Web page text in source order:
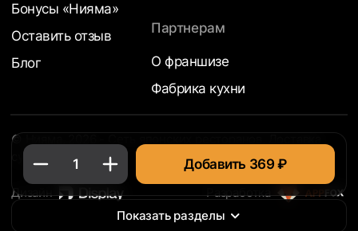
1 Добавить 369 ₽
Показать разделы
Бонусы «Нияма»
Оставить отзыв
Блог
Партнерам
О франшизе
Фабрика кухни
© Нияма, 2026 - Сеть японских ресторанов. Доставка
суши на дом
Дизайн Разработка